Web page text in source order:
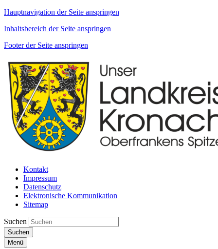
Hauptnavigation der Seite anspringen
Inhaltsbereich der Seite anspringen
Footer der Seite anspringen
Kontakt
Impressum
Datenschutz
Elektronische Kommunikation
Sitemap
Suchen
Suchen
Menü